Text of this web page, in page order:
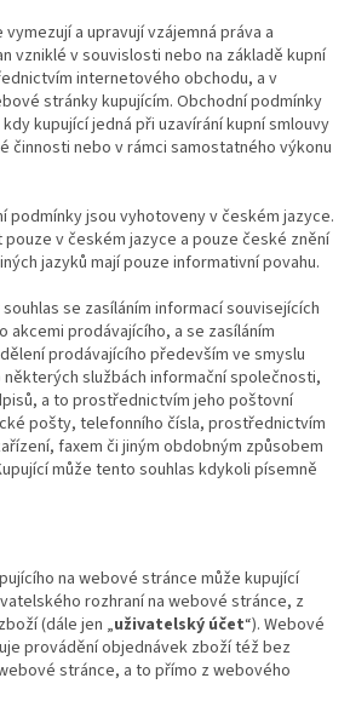
a upravují vzájemná práva a
vzniklé v souvislosti nebo na základě kupní
internetového obchodu, a v
stránky kupujícím. Obchodní podmínky
kupující jedná při uzavírání kupní smlouvy
činnosti nebo v rámci samostatného výkonu
podmínky jsou vyhotoveny v českém jazyce.
pouze v českém jazyce a pouze české znění
jazyků mají pouze informativní povahu.
se zasíláním informací souvisejících
akcemi prodávajícího, a se zasíláním
prodávajícího především ve smyslu
některých službách informační společnosti,
a to prostřednictvím jeho poštovní
pošty, telefonního čísla, prostřednictvím
faxem či jiným obdobným způsobem
může tento souhlas kdykoli písemně
na webové stránce může kupující
rozhraní na webové stránce, z
(dále jen „uživatelský účet“). Webové
provádění objednávek zboží též bez
stránce, a to přímo z webového